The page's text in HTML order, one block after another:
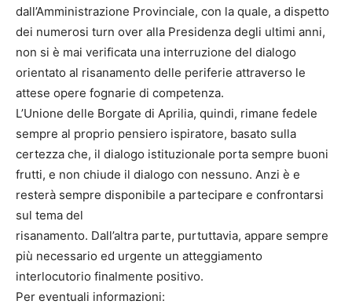
dall’Amministrazione Provinciale, con la quale, a dispetto
dei numerosi turn over alla Presidenza degli ultimi anni,
non si è mai verificata una interruzione del dialogo
orientato al risanamento delle periferie attraverso le
attese opere fognarie di competenza.
L’Unione delle Borgate di Aprilia, quindi, rimane fedele
sempre al proprio pensiero ispiratore, basato sulla
certezza che, il dialogo istituzionale porta sempre buoni
frutti, e non chiude il dialogo con nessuno. Anzi è e
resterà sempre disponibile a partecipare e confrontarsi
sul tema del
risanamento. Dall’altra parte, purtuttavia, appare sempre
più necessario ed urgente un atteggiamento
interlocutorio finalmente positivo.
Per eventuali informazioni: